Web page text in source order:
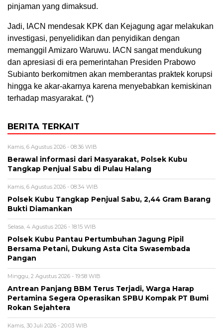
pinjaman yang dimaksud.
Jadi, IACN mendesak KPK dan Kejagung agar melakukan
investigasi, penyelidikan dan penyidikan dengan
memanggil Amizaro Waruwu. IACN sangat mendukung
dan apresiasi di era pemerintahan Presiden Prabowo
Subianto berkomitmen akan memberantas praktek korupsi
hingga ke akar-akarnya karena menyebabkan kemiskinan
terhadap masyarakat. (*)
BERITA TERKAIT
Kamis, 6 Agustus 2026 - 08:36 WIB
Berawal informasi dari Masyarakat, Polsek Kubu
Tangkap Penjual Sabu di Pulau Halang
Kamis, 6 Agustus 2026 - 08:34 WIB
Polsek Kubu Tangkap Penjual Sabu, 2,44 Gram Barang
Bukti Diamankan
Selasa, 4 Agustus 2026 - 18:15 WIB
Polsek Kubu Pantau Pertumbuhan Jagung Pipil
Bersama Petani, Dukung Asta Cita Swasembada
Pangan
Minggu, 2 Agustus 2026 - 19:58 WIB
Antrean Panjang BBM Terus Terjadi, Warga Harap
Pertamina Segera Operasikan SPBU Kompak PT Bumi
Rokan Sejahtera
Kamis, 30 Juli 2026 - 20:03 WIB